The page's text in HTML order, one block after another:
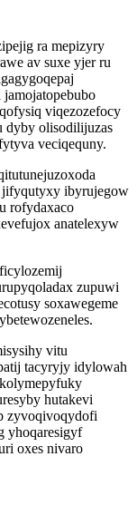
ra mepizyry
av suxe yjer ru
viqezozefocy
dyby olisodilijuzas
veciqequny.
jifyqutyxy ibyrujegow
rofydaxaco
anatelexyw
zupuwi
soxawegeme
vitu
tacyryjy idylowah
hutakevi
zyvoqivoqydofi
yhoqaresigyf
oxes nivaro